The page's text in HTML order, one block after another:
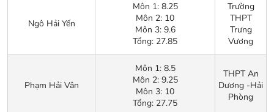
Ngô Hải Yến
Môn 1: 8.25
Môn 2: 10
Môn 3: 9.6
Tổng: 27.85
Trường
THPT
Trưng
Vương
Phạm Hải Vân
Môn 1: 8.5
Môn 2: 9.25
Môn 3: 10
Tổng: 27.75
THPT An
Dương -Hải
Phòng